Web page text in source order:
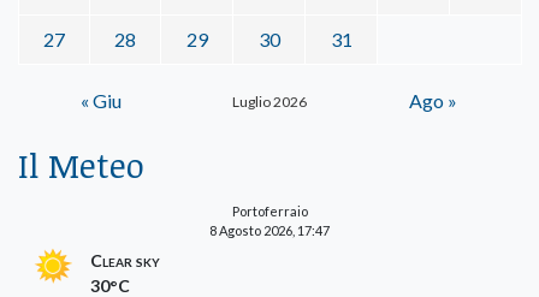
Luglio 2026
27 28 29 30 31
« Giu Ago »
Il Meteo
Portoferraio
8 Agosto 2026, 17:47
Clear sky
30°C